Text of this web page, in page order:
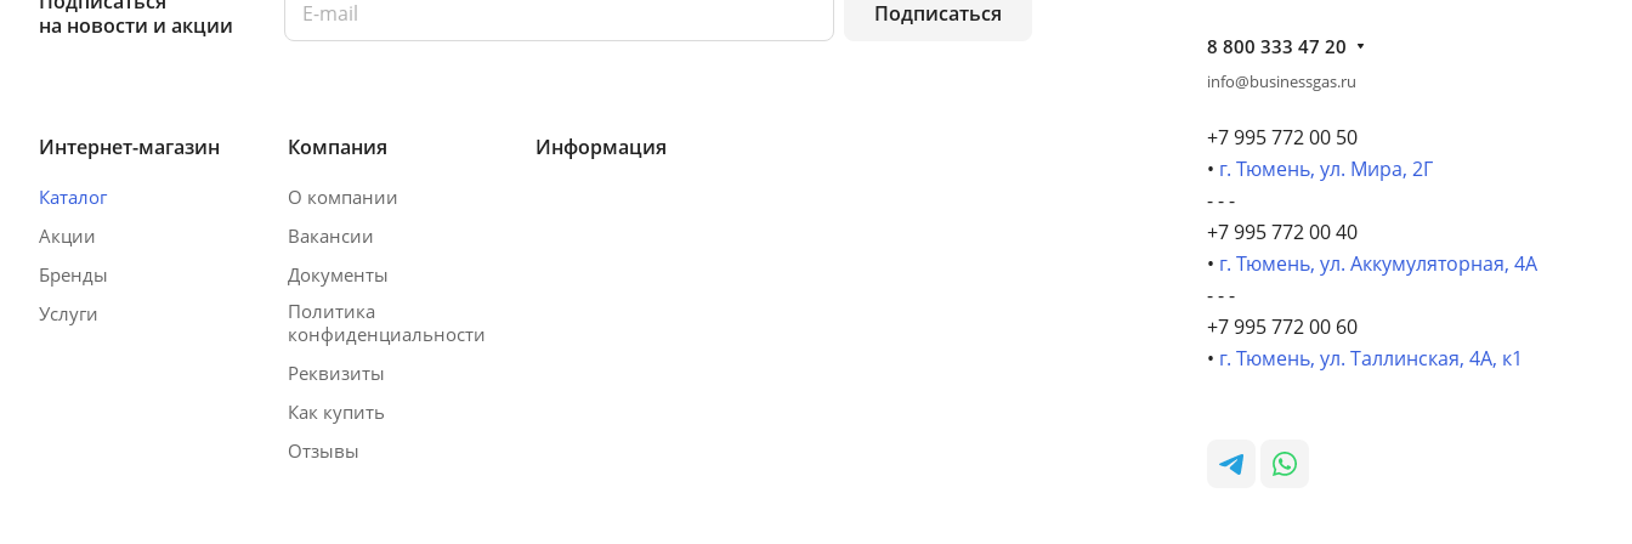
на новости и акции
Подписаться
Интернет-магазин
Каталог
Акции
Бренды
Услуги
Компания
О компании
Вакансии
Документы
Политика
конфиденциальности
Реквизиты
Как купить
Отзывы
Информация
8 800 333 47 20
info@businessgas.ru
+7 995 772 00 50
• г. Тюмень, ул. Мира, 2Г
- - -
+7 995 772 00 40
• г. Тюмень, ул. Аккумуляторная, 4А
- - -
+7 995 772 00 60
• г. Тюмень, ул. Таллинская, 4А, к1